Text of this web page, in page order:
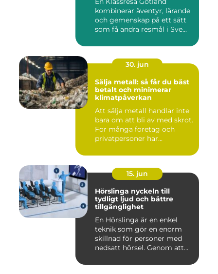
kombinerar äventyr, lärande
och gemenskap på ett sätt
som få andra resmål i Sve...
30. jun
Sälja metall: så får du bäst
betalt och minimerar
klimatpåverkan
Att sälja metall handlar inte
bara om att bli av med skrot.
För många företag och
privatpersoner har...
15. jun
Hörslinga nyckeln till
tydligt ljud och bättre
tillgänglighet
En Hörslinga är en enkel
teknik som gör en enorm
skillnad för personer med
nedsatt hörsel. Genom att...